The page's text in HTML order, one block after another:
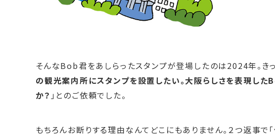
そんなBob君をあしらったスタンプが登場したのは2024年。き
の観光案内所にスタンプを設置したい。大阪らしさを表現し
か？ 」とのご依頼でした。
もちろんお断りする理由なんてどこにもありません。２つ返事で「